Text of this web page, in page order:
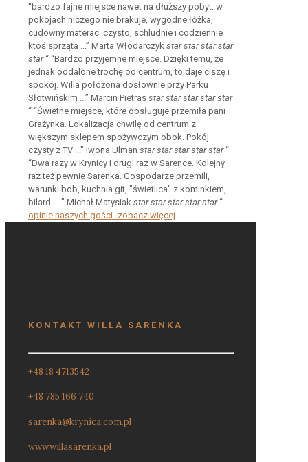
“bardzo fajne miejsce nawet na dłuższy pobyt. w
pokojach niczego nie brakuje, wygodne łóżka,
cudowny materac. czysto, schludnie i codziennie
ktoś sprząta ...” Marta Włodarczyk star star star star
star “ “Bardzo przyjemne miejsce. Dzięki temu, że
jednak oddalone trochę od centrum, to daje ciszę i
spokój. Willa położona dosłownie przy Parku
Słotwińskim ...” Marcin Pietras star star star star star
“ “Świetne miejsce, które obsługuje przemiła pani
Grażynka. Lokalizacja chwilę od centrum z
większym sklepem spożywczym obok. Pokój
czysty z TV ...” Iwona Ulman star star star star star “
“Dwa razy w Krynicy i drugi raz w Sarence. Kolejny
raz też pewnie Sarenka. Gospodarze przemili,
warunki bdb, kuchnia git, "świetlica" z kominkiem,
bilard ... " Michał Matysiak star star star star star “
opinie naszych gości -zobacz więcej
KONTAKT WILLA SARENKA
+48 18 4713542
+48 785 166 740
sarenka@krynica.com.pl
www.willasarenka.pl